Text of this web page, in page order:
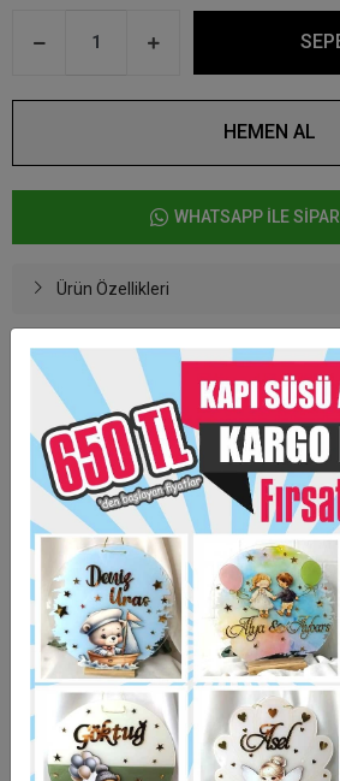
HEMEN AL
WHATSAPP İLE
Ürün Özellikleri
Renklerde %3 + - renk farkı olabilmektedir.
Ürün fiyatına ayaklık dahil değildir.
Taksit Seçenekleri
Garanti Ve Teslimat
Hızlı Gönderi Güvenli Alışveriş